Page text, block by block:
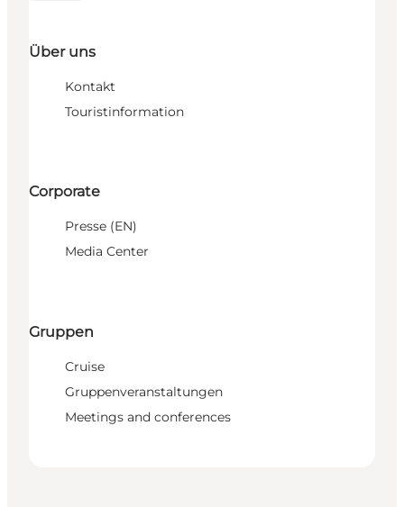
Über uns
Kontakt
Touristinformation
Corporate
Presse (EN)
Media Center
Gruppen
Cruise
Gruppenveranstaltungen
Meetings and conferences